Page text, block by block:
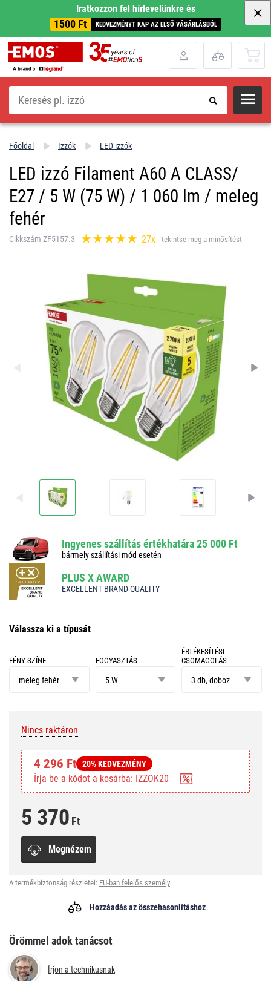
Iratkozzon fel hírlevelünkre és
1500 Ft KEDVEZMÉNYT KAP AZ ELSŐ VÁSÁRLÁSBÓL
Keresés
Főoldal Izzók LED izzók
LED izzó Filament A60 A CLASS/
E27 / 5 W (75 W) / 1 060 lm / meleg
fehér
Cikkszám ZF5157.3 27x tekintse meg a minősítést
Ingyenes szállítás értékhatára 25 000 Ft
bármely szállítási mód esetén
PLUS X AWARD
EXCELLENT BRAND QUALITY
Válassza ki a típusát
FÉNY SZÍNE
színemeleg fehér
FOGYASZTÁS
5 W
ÉRTÉKESÍTÉSI
CSOMAGOLÁS
csomagolás
3 db, doboz
Nincs raktáron
4 296 Ft 20% KEDVEZMÉNY
Írja be a kódot a kosárba: IZZOK20
5 370 Ft
Megnézem
A termékbiztonság részletei: EU-ban felelős személy
Hozzáadás az összehasonlításhoz
Örömmel adok tanácsot
Írjon a technikusnak